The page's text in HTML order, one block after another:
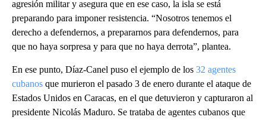
agresión militar y asegura que en ese caso, la isla se está
preparando para imponer resistencia. “Nosotros tenemos el
derecho a defendernos, a prepararnos para defendernos, para
que no haya sorpresa y para que no haya derrota”, plantea.
En ese punto, Díaz-Canel puso el ejemplo de los 32 agentes
cubanos que murieron el pasado 3 de enero durante el ataque de
Estados Unidos en Caracas, en el que detuvieron y capturaron al
presidente Nicolás Maduro. Se trataba de agentes cubanos que